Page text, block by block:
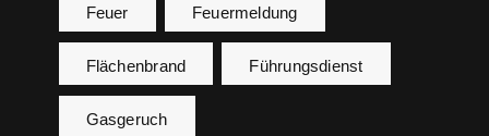
Feuer Feuermeldung
Flächenbrand Führungsdienst
Gasgeruch